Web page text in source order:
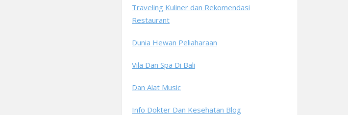
Traveling Kuliner dan Rekomendasi
Restaurant
Dunia Hewan Peliaharaan
Vila Dan Spa Di Bali
Dan Alat Music
Info Dokter Dan Kesehatan Blog